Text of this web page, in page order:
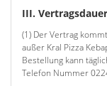
III.
(1) Der Vertrag
außer Kral Pizza
Bestellung kann
Telefon Nummer